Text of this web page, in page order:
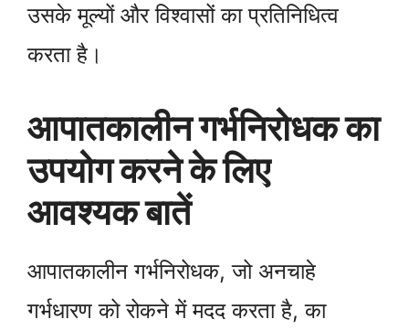
उसके मूल्यों और विश्वासों का प्रतिनिधित्व
करता है।
आपातकालीन गर्भनिरोधक का
उपयोग करने के लिए
आवश्यक बातें
आपातकालीन गर्भनिरोधक, जो अनचाहे
गर्भधारण को रोकने में मदद करता है, का